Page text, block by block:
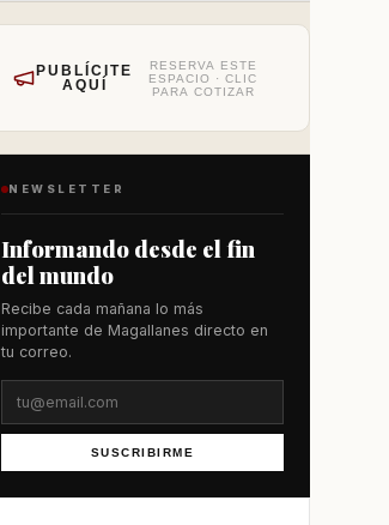
PUBLÍCITE
AQUÍ
RESERVA ESTE
ESPACIO · CLIC
PARA COTIZAR
NEWSLETTER
Informando desde el fin
del mundo
Recibe cada mañana lo más
importante de Magallanes directo en
tu correo.
SUSCRIBIRME